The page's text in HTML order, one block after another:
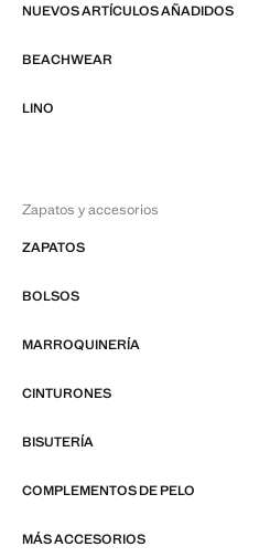
NUEVOS ARTÍCULOS AÑADIDOS
BEACHWEAR
LINO
Zapatos y accesorios
ZAPATOS
BOLSOS
MARROQUINERÍA
CINTURONES
BISUTERÍA
COMPLEMENTOS DE PELO
MÁS ACCESORIOS